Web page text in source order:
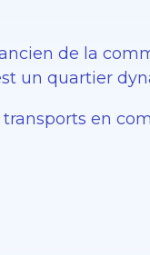
de la
un quartier
en